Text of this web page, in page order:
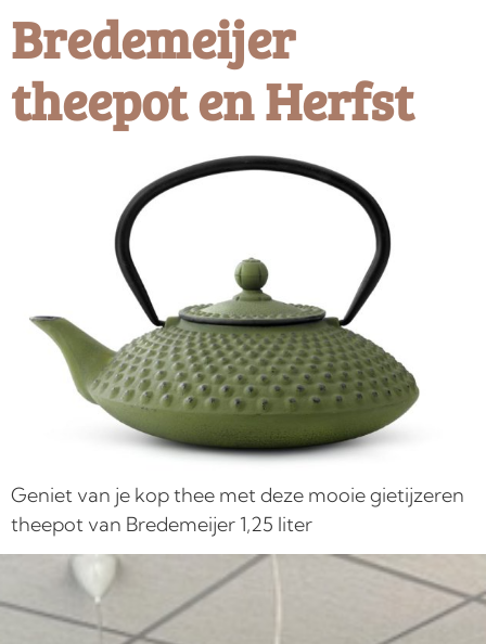
Bredemeijer
theepot en Herfst
Geniet van je kop thee met deze mooie gietijzeren
theepot van Bredemeijer 1,25 liter